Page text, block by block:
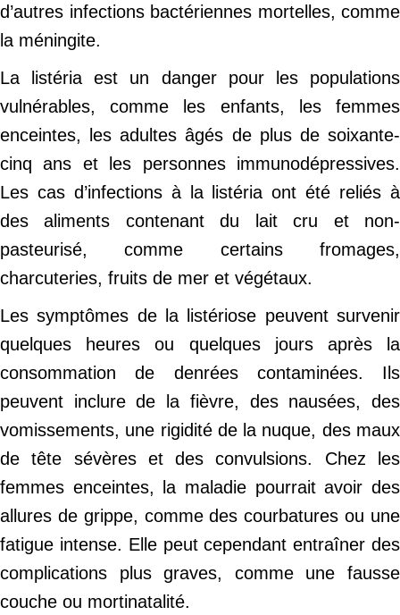
d’autres infections bactériennes mortelles, comme
la méningite.
La listéria est un danger pour les populations
vulnérables, comme les enfants, les femmes
enceintes, les adultes âgés de plus de soixante-
cinq ans et les personnes immunodépressives.
Les cas d’infections à la listéria ont été reliés à
des aliments contenant du lait cru et non-
pasteurisé, comme certains fromages,
charcuteries, fruits de mer et végétaux.
Les symptômes de la listériose peuvent survenir
quelques heures ou quelques jours après la
consommation de denrées contaminées. Ils
peuvent inclure de la fièvre, des nausées, des
vomissements, une rigidité de la nuque, des maux
de tête sévères et des convulsions. Chez les
femmes enceintes, la maladie pourrait avoir des
allures de grippe, comme des courbatures ou une
fatigue intense. Elle peut cependant entraîner des
complications plus graves, comme une fausse
couche ou mortinatalité.